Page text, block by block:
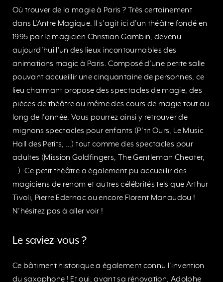
Où trouver de la magie à Paris ? Très certainement
dans L’Antre Magique. Il s’agit ici d’un théâtre fondé en
1995 par le magicien Christian Gambin, devenu
aujourd’hui l’un des lieux incontournables des
animations magic à Paris. Composé d’une petite salle
pouvant accueillir une cinquantaine de personnes, ce
lieu charmant propose des spectacles de magie, des
pièces de théâtre ou même des cours de magie tout au
long de l’année. Vous pourrez ainsi y retrouver de
mignons spectacles pour enfants (P’tit Ours, Le Music
Hall des Petits, …) tout comme des spectacles pour
adultes (Mission Goldfingers, The Gentleman Cheater,
…). Ce petit théâtre a également pu accueillir des
magiciens de renom et autres célébrités tels que Arthur
Tivoli, Pierre Edernac ou encore Florent Manaudou !
N’hésitez pas à aller voir !
Le saviez-vous ?
Ce bâtiment historique a également connu l’invention
du saxophone ! Et oui, avant sa rénovation, Adolphe